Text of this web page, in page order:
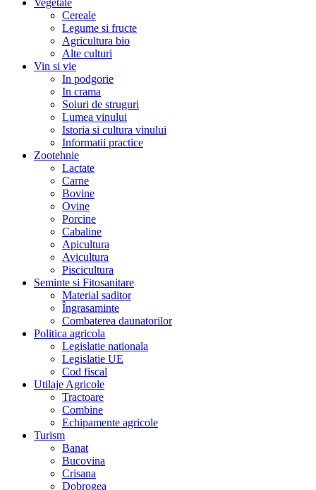
Vegetale
Cereale
Legume si fructe
Agricultura bio
Alte culturi
Vin si vie
In podgorie
In crama
Soiuri de struguri
Lumea vinului
Istoria si cultura vinului
Informatii practice
Zootehnie
Lactate
Carne
Bovine
Ovine
Porcine
Cabaline
Apicultura
Avicultura
Piscicultura
Seminte si Fitosanitare
Material saditor
Îngrasaminte
Combaterea daunatorilor
Politica agricola
Legislatie nationala
Legislatie UE
Cod fiscal
Utilaje Agricole
Tractoare
Combine
Echipamente agricole
Turism
Banat
Bucovina
Crisana
Dobrogea